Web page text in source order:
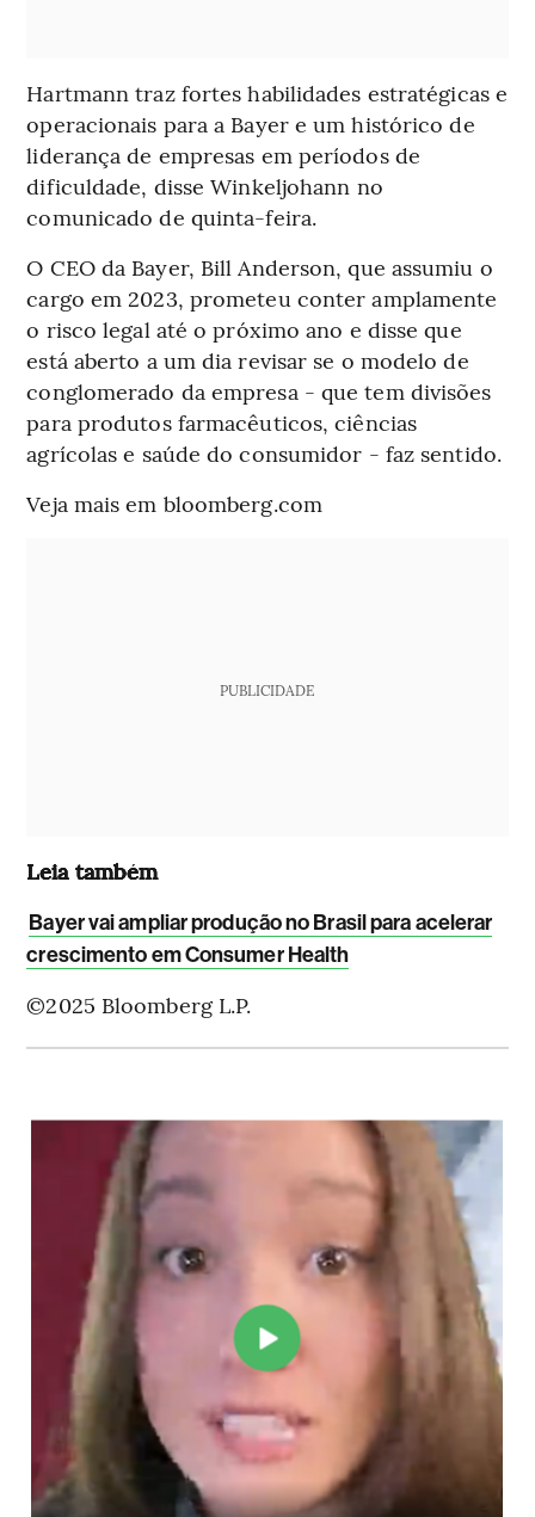
Hartmann traz fortes habilidades estratégicas e
operacionais para a Bayer e um histórico de
liderança de empresas em períodos de
dificuldade, disse Winkeljohann no
comunicado de quinta-feira.
O CEO da Bayer, Bill Anderson, que assumiu o
cargo em 2023, prometeu conter amplamente
o risco legal até o próximo ano e disse que
está aberto a um dia revisar se o modelo de
conglomerado da empresa - que tem divisões
para produtos farmacêuticos, ciências
agrícolas e saúde do consumidor - faz sentido.
Veja mais em bloomberg.com
PUBLICIDADE
Leia também
Bayer vai ampliar produção no Brasil para acelerar
crescimento em Consumer Health
©2025 Bloomberg L.P.